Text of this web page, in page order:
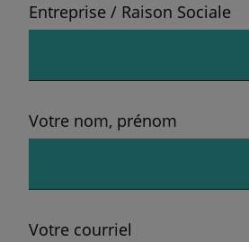
Entreprise / Raison Sociale
Votre nom, prénom
Votre courriel